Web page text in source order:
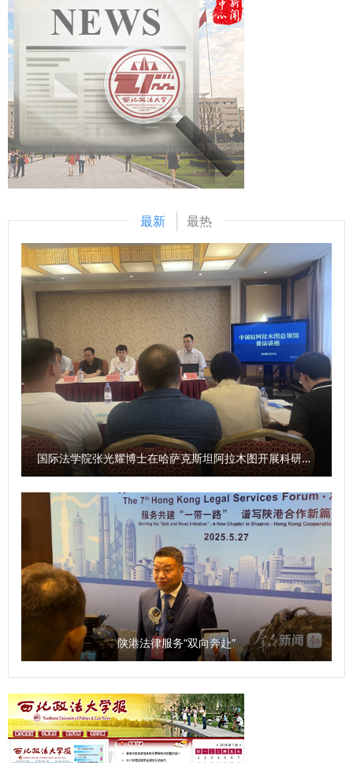
现场表现逐一精准把脉，既肯定亮点，也直指不足。学院党委
书记上官亚敏在总结中鼓励教师深耕课堂教学主阵地，主动拥
抱教育数字化转型，并表示学院将持续搭建成长平台，为青年
教师能力提升保驾护航。 （供稿：公安学院（公共安全法学
院） 撰稿：李莉 审核：上官亚敏）
深化各领域合作指明了新方向，教育人文交流正是落实合作共
识、夯实友好根基的重要载体。两校学科优势互补、国际化发
展路径契合，合作空间广阔，希望双方进一步丰富校际互动形
式、拓宽合作领域，在贯通式人才培养、跨学科科研合作等方
面不断拓展合作深度，构建多层次、常态化的合作交流机制，
力争打造中加高等教育协同育人的示范样板，为推进中加新型
战略伙伴关系注入新的活力。 白桦·查德威克对我校的热情接
待表示感谢，并介绍了汤姆逊大学近年来在学科建设、国际化
办学及产学研合作等方面的发展情况。她表示，汤姆逊大学致
力于拓展与我校在多学科领域的深度合作，期待以本次会谈为
契机，进一步加强双方沟通对接，推动人才培养、学术交流、
教师互访等领域务实合作落地见效。 座谈环节，单文华表
示，基于我校对加合作既有实践与双方学科特色，可搭建双向
贯通的人才联合培养体系，通过多层次联合培养项目与常态化
教师互访机制，推动师资与人才资源双向流动，聚焦跨境经贸
规则、数字治理、商事仲裁等前沿领域，联合开展课题研究、
共同举办学术论坛，为中加跨境经贸法治实践提供系统性智力
支撑。与会双方围绕合作细节进行了充分交流，就建立常态化
沟通对接机制、分阶段推进各项合作落地达成初步共识。 访
问期间，白桦·查德威克一行参观了我校校史馆与西汉御史大
夫张汤墓遗址陈列馆。 （供稿：国际交流与合作处 撰稿：李
泽西 审核：王莹莹）
最新 最热
国际法学院张光耀博士在哈萨克斯坦阿拉木图开展科研与社会服务活动
陕港法律服务“双向奔赴”